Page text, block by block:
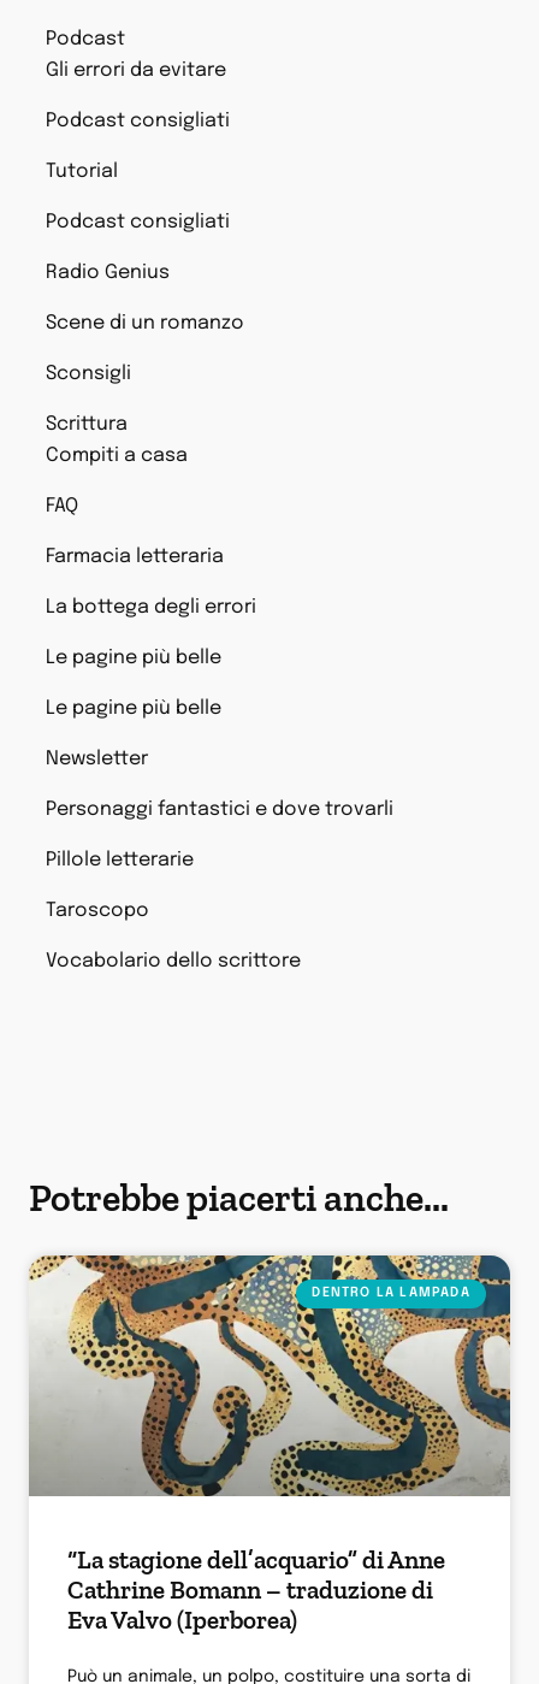
Podcast
Gli errori da evitare
Podcast consigliati
Tutorial
Podcast consigliati
Radio Genius
Scene di un romanzo
Sconsigli
Scrittura
Compiti a casa
FAQ
Farmacia letteraria
La bottega degli errori
Le pagine più belle
Le pagine più belle
Newsletter
Personaggi fantastici e dove trovarli
Pillole letterarie
Taroscopo
Vocabolario dello scrittore
Potrebbe piacerti anche...
DENTRO LA LAMPADA
“La stagione dell’acquario” di Anne
Cathrine Bomann – traduzione di
Eva Valvo (Iperborea)
Può un animale, un polpo, costituire una sorta di